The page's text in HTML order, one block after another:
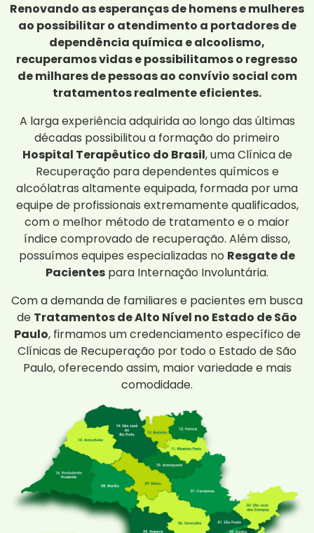
Renovando as esperanças de homens e mulheres
ao possibilitar o atendimento a portadores de
dependência química e alcoolismo,
recuperamos vidas e possibilitamos o regresso
de milhares de pessoas ao convívio social com
tratamentos realmente eficientes.
A larga experiência adquirida ao longo das últimas
décadas possibilitou a formação do primeiro
Hospital Terapêutico do Brasil, uma Clínica de
Recuperação para dependentes químicos e
alcoólatras altamente equipada, formada por uma
equipe de profissionais extremamente qualificados,
com o melhor método de tratamento e o maior
índice comprovado de recuperação. Além disso,
possuímos equipes especializadas no Resgate de
Pacientes para Internação Involuntária.
Com a demanda de familiares e pacientes em busca
de Tratamentos de Alto Nível no Estado de São
Paulo, firmamos um credenciamento específico de
Clínicas de Recuperação por todo o Estado de São
Paulo, oferecendo assim, maior variedade e mais
comodidade.